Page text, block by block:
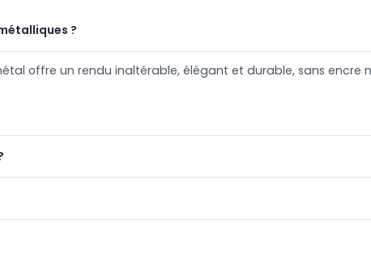
?
offre un rendu inaltérable, élégant et durable, sans encre